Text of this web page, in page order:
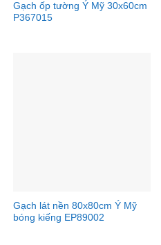
Gạch ốp tường Ý Mỹ 30x60cm
P367015
Gạch lát nền 80x80cm Ý Mỹ
bóng kiếng EP89002